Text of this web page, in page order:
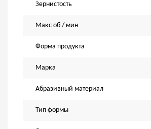
Зернистость
Макс об / мин
Форма продукта
Марка
Абразивный материал
Тип формы